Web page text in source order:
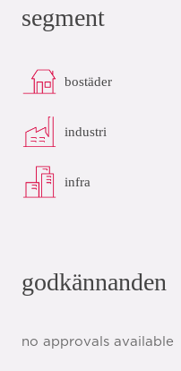
segment
bostäder
industri
infra
godkännanden
no approvals available